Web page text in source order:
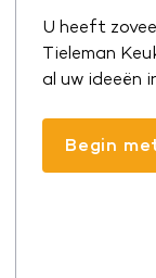
U heeft
Tieleman
al uw ideeën
Begin